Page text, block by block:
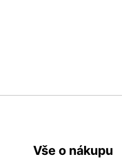
Vše o nákupu